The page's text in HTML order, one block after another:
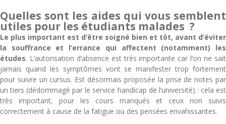
Quelles sont les aides qui vous semblent
utiles pour les étudiants malades ?
Le plus important est d’être soigné bien et tôt, avant d’éviter
la souffrance et l’errance qui affectent (notamment) les
études. L’autorisation d’absence est très importante car l’on ne sait
jamais quand les symptômes vont se manifester trop fortement
pour suivre un cursus. Est désormais proposée la prise de notes par
un tiers (dédommagé par le service handicap de l’université) : cela est
très important, pour les cours manqués et ceux non suivis
correctement à cause de la fatigue ou des pensées envahissantes.